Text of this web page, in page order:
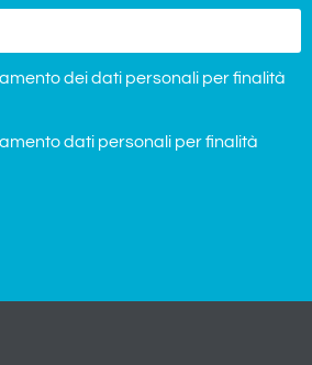
dei dati personali per finalità
dati personali per finalità